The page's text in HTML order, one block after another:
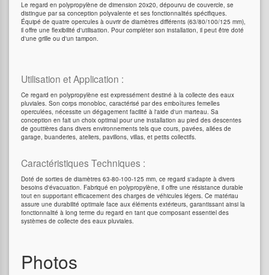
Le regard en polypropylène de dimension 20x20, dépourvu de couvercle, se
distingue par sa conception polyvalente et ses fonctionnalités spécifiques.
Équipé de quatre opercules à ouvrir de diamètres différents (63/80/100/125 mm),
il offre une flexibilité d'utilisation. Pour compléter son installation, il peut être doté
d'une grille ou d'un tampon.
Utilisation et Application :
Ce regard en polypropylène est expressément destiné à la collecte des eaux
pluviales. Son corps monobloc, caractérisé par des emboîtures femelles
operculées, nécessite un dégagement facilité à l'aide d'un marteau. Sa
conception en fait un choix optimal pour une installation au pied des descentes
de gouttières dans divers environnements tels que cours, pavées, allées de
garage, buanderies, ateliers, pavillons, villas, et petits collectifs.
Caractéristiques Techniques :
Doté de sorties de diamètres 63-80-100-125 mm, ce regard s'adapte à divers
besoins d'évacuation. Fabriqué en polypropylène, il offre une résistance durable
tout en supportant efficacement des charges de véhicules légers. Ce matériau
assure une durabilité optimale face aux éléments extérieurs, garantissant ainsi la
fonctionnalité à long terme du regard en tant que composant essentiel des
systèmes de collecte des eaux pluviales.
Photos